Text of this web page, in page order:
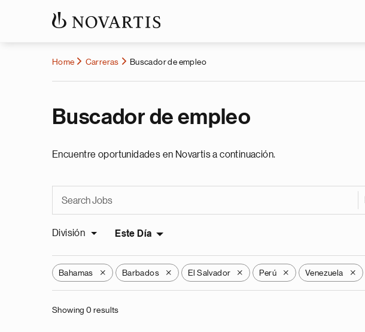
Home Carreras Buscador de empleo
Buscador de empleo
Encuentre oportunidades en Novartis a continuación.
División Este Día
Bahamas X Barbados X El Salvador X Perú X Venezuela X
Showing 0 results